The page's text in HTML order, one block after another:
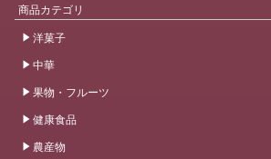
商品カテゴリ
洋菓子
中華
果物・フルーツ
健康食品
農産物